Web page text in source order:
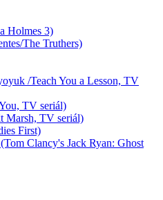
Holmes 3)
The Truthers)
/Teach You a Lesson, TV
TV seriál)
Marsh, TV seriál)
First)
Clancy's Jack Ryan: Ghost